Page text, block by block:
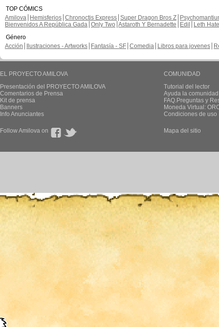
TOP CÓMICS
Amilova
Hemisferios Chronoctis Express Super Dragon Bros Z
Bienvenidos A República Gada Only Two Astaroth Y Bernadette Edil
Leth Hate
Género
Acción
Ilustraciones - Artworks Fantasía - SF Comedia Libros para jovenes
EL PROYECTO AMILOVA
Presentación del PROYECTO AMILOVA
Comentarios de Prensa
Kit de prensa
Banners
Info Anunciantes
COMUNIDAD
Tutorial del lector
Ayuda la
FAQ.Preguntas y
Moneda Virtual:
Condiciones de uso
Follow Amilova on Mapa del sitio